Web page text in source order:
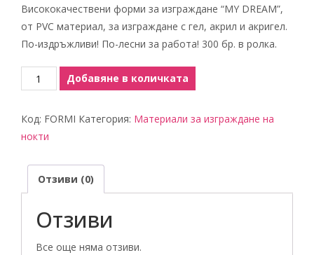
Висококачествени форми за изграждане “MY DREAM”,
от PVC материал, за изграждане с гел, акрил и акригел.
По-издръжливи! По-лесни за работа! 300 бр. в ролка.
количество
за
"MY
DREAM"
Добавяне в количката
Код: FORMI Категория: Материали за изграждане на
нокти
Отзиви (0)
Отзиви
Все още няма отзиви.